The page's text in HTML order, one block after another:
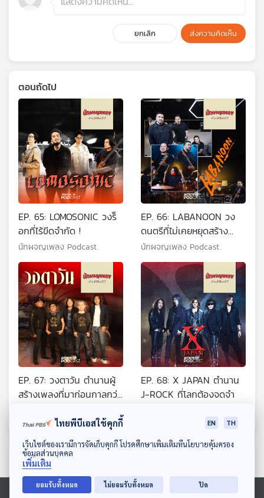
ดาวน์โหลด Thai PBS Podcast Application
ยกเลิก ส่งความคิดเห็น
ตอนถัดไป
EP. 65: LOMOSONIC วงร็
อกที่ไร้ขีดจำกัด !
นักผจญเพลง Podcast
EP. 66: LABANOON วง
ดนตรีที่ไม่เคยหยุดสร้าง
ปรากฏการณ์
นักผจญเพลง Podcast
EP. 67: วงตาวัน ตำนานผู้
สร้างเพลงที่มาก่อนกาลกว่า
EP. 68: X JAPAN ตำนาน
J-ROCK ที่โลกต้องจดจำ
ตอนที่เกี่ยวข้อง
ไทยพีบีเอสใช้คุกกี้ EN TH
เว็บไซต์ของเรามีการจัดเก็บคุกกี้ โปรดศึกษาเพิ่มเติมที่นโยบายคุ้มครอง
ข้อมูลส่วนบุคคล
เพิ่มเติม
ยอมรับทั้งหมด ไม่ยอมรับทั้งหมด ปิด